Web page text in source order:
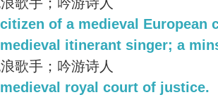
of a medieval European
itinerant singer; a
歌手；吟游诗人
royal court of justice.